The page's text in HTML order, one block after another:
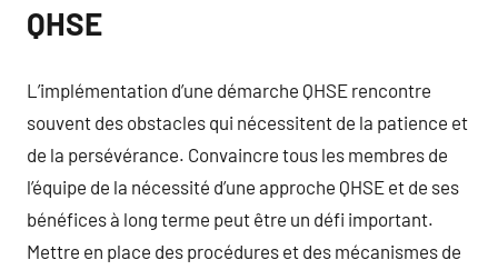
QHSE
L’implémentation d’une démarche QHSE rencontre
souvent des obstacles qui nécessitent de la patience et
de la persévérance. Convaincre tous les membres de
l’équipe de la nécessité d’une approche QHSE et de ses
bénéfices à long terme peut être un défi important.
Mettre en place des procédures et des mécanismes de